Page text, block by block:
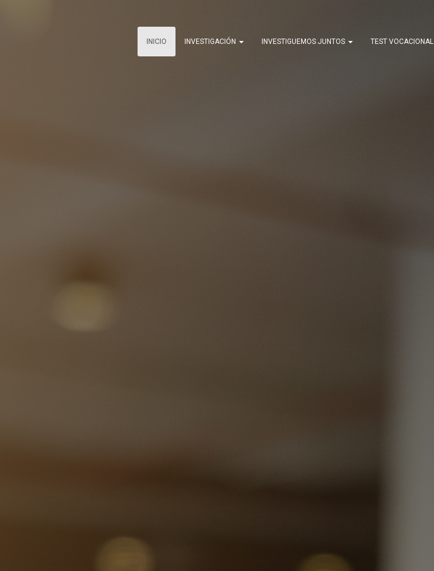
INICIO INVESTIGACIÓN INVESTIGUEMOS JUNTOS TEST VOCACIONAL